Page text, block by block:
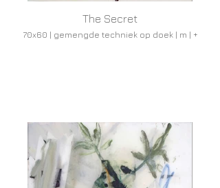
The Secret
70x60 | gemengde techniek op doek | m | +